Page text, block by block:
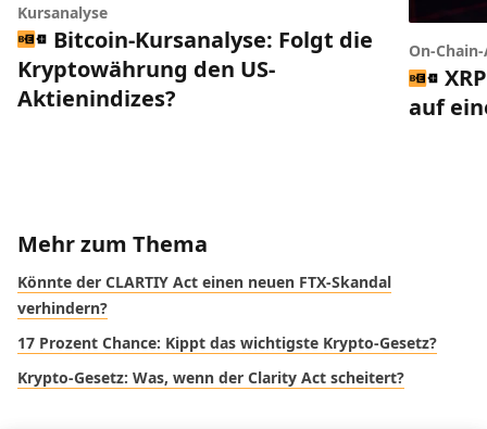
Kursanalyse
Bitcoin-Kursanalyse: Folgt die
Kryptowährung den US-
Aktienindizes?
On-
auf
Mehr zum Thema
Könnte der CLARTIY Act einen neuen FTX-Skandal
verhindern?
17 Prozent Chance: Kippt das wichtigste Krypto-Gesetz?
Krypto-Gesetz: Was, wenn der Clarity Act scheitert?